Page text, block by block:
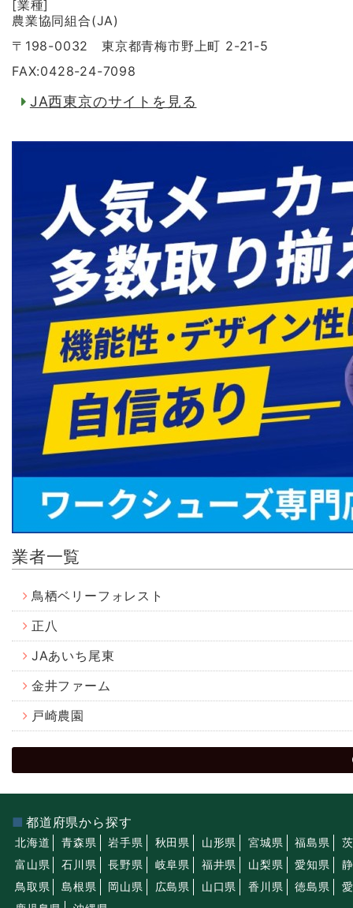
[業種]
農業協同組合(JA)
〒198-0032 東京都青梅市野上町 2-21-5
FAX:0428-24-7098
JA西東京のサイトを見る
業者一覧
鳥栖ベリーフォレスト
正八
JAあいち尾東
金井ファーム
戸崎農園
都道府県から探す
北海道 青森県 岩手県 秋田県 山形県 宮城県 福島県
富山県
石川県 長野県 岐阜県 福井県 山梨県 愛知県
鳥取県
島根県 岡山県 広島県 山口県 香川県 徳島県